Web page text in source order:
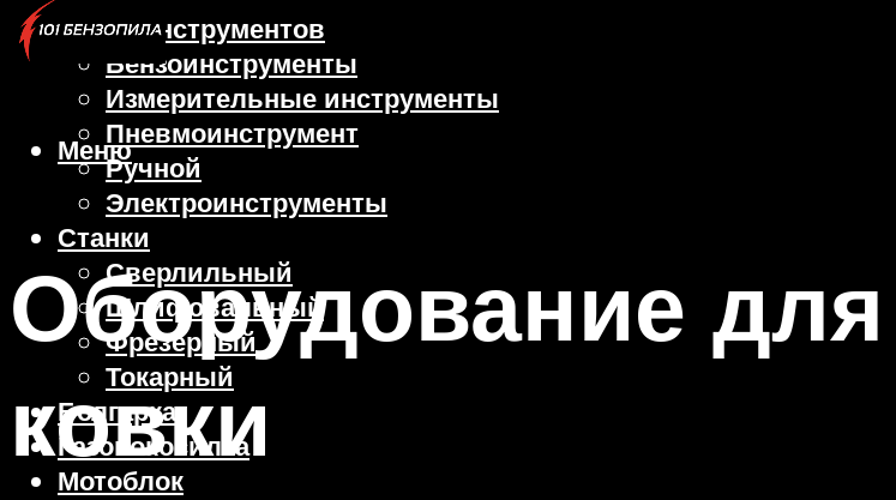
Виды инструментов
Бензоинструменты
Измерительные инструменты
Пневмоинструмент
Ручной
Электроинструменты
Станки
Сверлильный
Шлифовальный
Фрезерный
Токарный
Болгарка
Газонокосилка
Мотоблок
Меню
Оборудование
ковки